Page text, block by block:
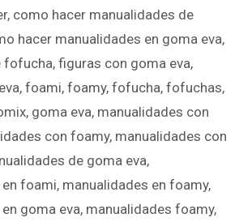
, como hacer manualidades de
hacer manualidades en goma eva,
fofucha, figuras con goma eva,
, foami, foamy, fofucha, fofuchas,
, goma eva, manualidades con
con foamy, manualidades con
de goma eva,
foami, manualidades en foamy,
goma eva, manualidades foamy,